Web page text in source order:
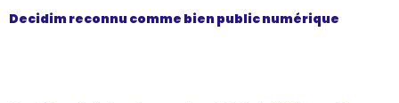
Decidim reconnu comme bien public numérique